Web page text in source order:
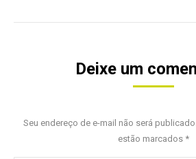
Deixe um
Seu endereço de e-mail não será
estão marcados *